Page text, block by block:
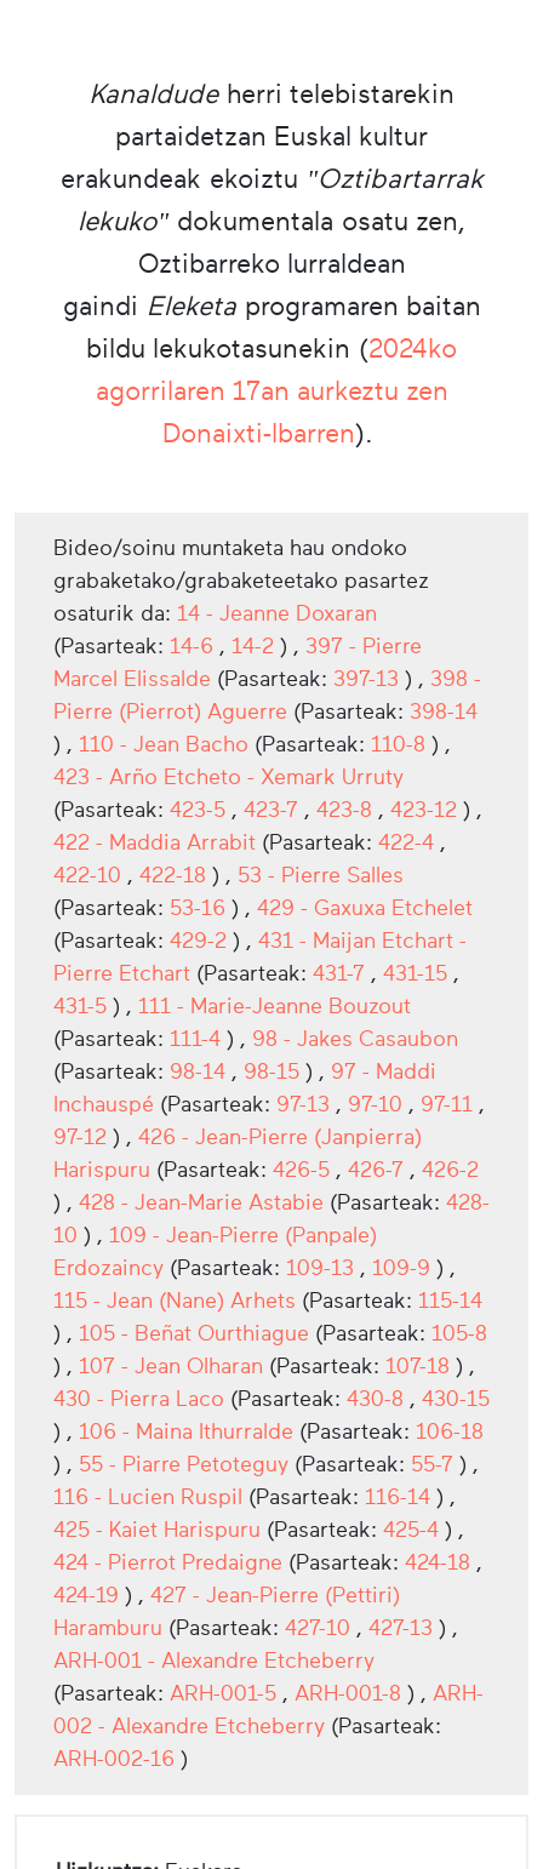
Kanaldudeherri telebistarekin
partaidetzan Euskal kultur
erakundeak ekoiztu "Oztibartarrak
lekuko"dokumentala osatu zen,
Oztibarreko lurraldean
gaindi Eleketa programaren baitan
bildu lekukotasunekin (2024ko
agorrilaren 17an aurkeztu zen
Donaixti-Ibarren).
Bideo/soinu muntaketa hau ondoko
grabaketako/grabaketeetako pasartez
osaturik da: 14 - Jeanne Doxaran
(Pasarteak: 14-6 , 14-2 ) , 397 - Pierre
Marcel Elissalde (Pasarteak: 397-13 ) , 398 -
Pierre (Pierrot) Aguerre (Pasarteak: 398-14
) , 110 - Jean Bacho (Pasarteak: 110-8 ) ,
423 - Arño Etcheto - Xemark Urruty
(Pasarteak: 423-5 , 423-7 , 423-8 , 423-12 ) ,
422 - Maddia Arrabit (Pasarteak: 422-4 ,
422-10 , 422-18 ) , 53 - Pierre Salles
(Pasarteak: 53-16 ) , 429 - Gaxuxa Etchelet
(Pasarteak: 429-2 ) , 431 - Maijan Etchart -
Pierre Etchart (Pasarteak: 431-7 , 431-15 ,
431-5 ) , 111 - Marie-Jeanne Bouzout
(Pasarteak: 111-4 ) , 98 - Jakes Casaubon
(Pasarteak: 98-14 , 98-15 ) , 97 - Maddi
Inchauspé (Pasarteak: 97-13 , 97-10 , 97-11 ,
97-12 ) , 426 - Jean-Pierre (Janpierra)
Harispuru (Pasarteak: 426-5 , 426-7 , 426-2
) , 428 - Jean-Marie Astabie (Pasarteak: 428-
10 ) , 109 - Jean-Pierre (Panpale)
Erdozaincy (Pasarteak: 109-13 , 109-9 ) ,
115 - Jean (Nane) Arhets (Pasarteak: 115-14
) , 105 - Beñat Ourthiague (Pasarteak: 105-8
) , 107 - Jean Olharan (Pasarteak: 107-18 ) ,
430 - Pierra Laco (Pasarteak: 430-8 , 430-15
) , 106 - Maina Ithurralde (Pasarteak: 106-18
) , 55 - Piarre Petoteguy (Pasarteak: 55-7 ) ,
116 - Lucien Ruspil (Pasarteak: 116-14 ) ,
425 - Kaiet Harispuru (Pasarteak: 425-4 ) ,
424 - Pierrot Predaigne (Pasarteak: 424-18 ,
424-19 ) , 427 - Jean-Pierre (Pettiri)
Haramburu (Pasarteak: 427-10 , 427-13 ) ,
ARH-001 - Alexandre Etcheberry
(Pasarteak: ARH-001-5 , ARH-001-8 ) , ARH-
002 - Alexandre Etcheberry (Pasarteak:
ARH-002-16 )